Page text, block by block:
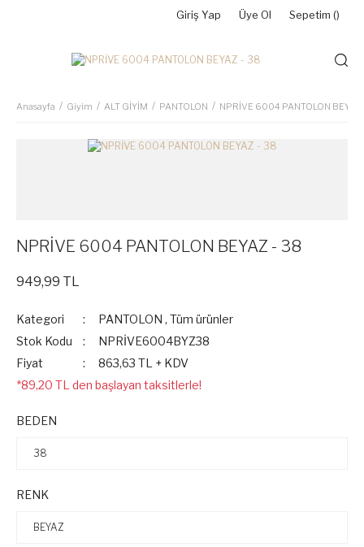
Giriş Yap Üye Ol Sepetim ()
Anasayfa Giyim ALT GİYİM PANTOLON NPRİVE 6004 PANTOLON BEYAZ
NPRİVE 6004 PANTOLON BEYAZ - 38
949,99 TL
Kategori PANTOLON , Tüm ürünler
Stok Kodu
NPRİVE6004BYZ38
Fiyat
863,63 TL + KDV
*89,20 TL den başlayan taksitlerle!
BEDEN
RENK